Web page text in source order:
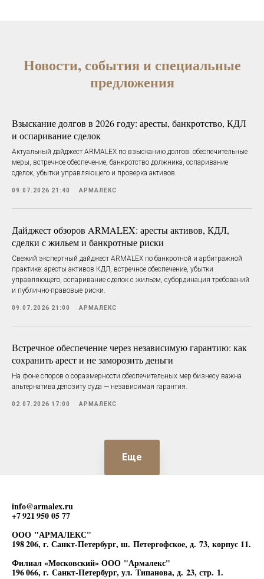
Новости, события и специальные
предложения
Взыскание долгов в 2026 году: аресты, банкротство, КДЛ
и оспаривание сделок
Актуальный дайджест ARMALEX по взысканию долгов: обеспечительные
меры, встречное обеспечение, банкротство должника, оспаривание
сделок, убытки управляющего и проверка активов.
09.07.2026 21:40 АРМАЛЕКС
Дайджест обзоров ARMALEX: аресты активов, КДЛ,
сделки с жильем и банкротные риски
Свежий экспертный дайджест ARMALEX по банкротной и арбитражной
практике: аресты активов КДЛ, встречное обеспечение, убытки
управляющего, оспаривание сделок с жильем, субординация требований
и публично-правовые риски.
09.07.2026 21:00 АРМАЛЕКС
Встречное обеспечение через независимую гарантию: как
сохранить арест и не заморозить деньги
На фоне споров о соразмерности обеспечительных мер бизнесу важна
альтернатива депозиту суда — независимая гарантия.
02.07.2026 17:00 АРМАЛЕКС
Еще
info@armalex.ru
+7 921 950 05 77
ООО "АРМАЛЕКС"
198 206, г. Санкт-Петербург, ш. Петергофское, д. 73, корпус 11.
Филиал «Московский» ООО "Армалекс"
196 066, г. Санкт-Петербург, ул. Типанова, д. 23, стр. 1.